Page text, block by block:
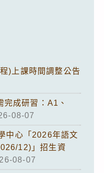
)上課時間調整公告
成研習：A1、
08-07
中心「2026年語文
12)」招生資
08-07